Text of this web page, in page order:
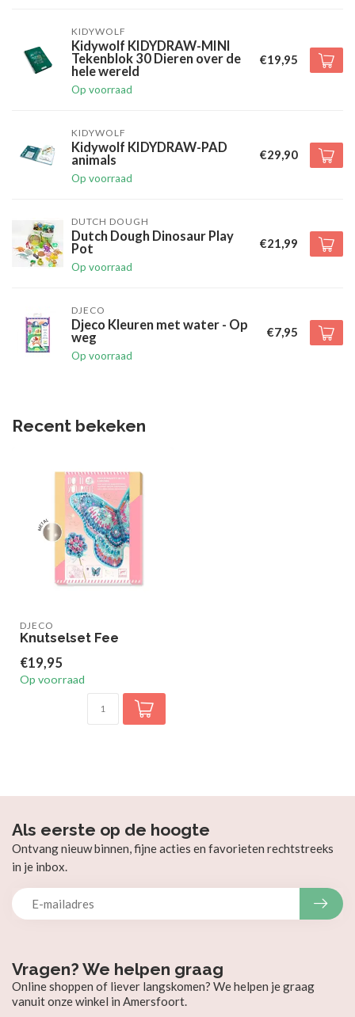
KIDYWOLF
Kidywolf KIDYDRAW-MINI
Tekenblok 30 Dieren over de
hele wereld
Op voorraad
€19,95
KIDYWOLF
Kidywolf KIDYDRAW-PAD
animals
Op voorraad
€29,90
DUTCH DOUGH
Dutch Dough Dinosaur Play
Pot
Op voorraad
€21,99
DJECO
Djeco Kleuren met water - Op
weg
Op voorraad
€7,95
Recent bekeken
DJECO
Knutselset Fee
€19,95
Op voorraad
Vragen? We helpen graag
Online shoppen of liever langskomen? We helpen je graag
vanuit onze winkel in Amersfoort.
Als eerste op de hoogte
Ontvang nieuw binnen, fijne acties en favorieten rechtstreeks
in je inbox.